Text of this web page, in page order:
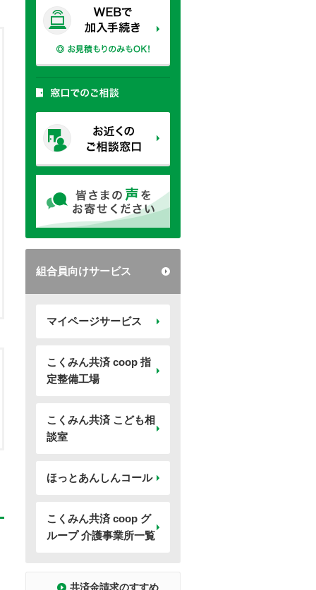
組合員向けサービス
マイページサービス
こくみん共済 coop 指
定整備工場
こくみん共済 こども相
談室
ほっとあんしんコール
こくみん共済 coop グ
ループ 介護事業所一覧
共済金請求のすすめ